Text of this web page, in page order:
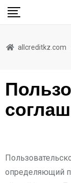
allcreditkz.com
определяющий